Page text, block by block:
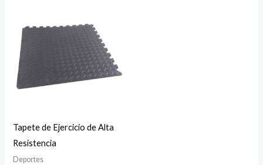
Tapete de Ejercicio de Alta
Resistencia
Deportes